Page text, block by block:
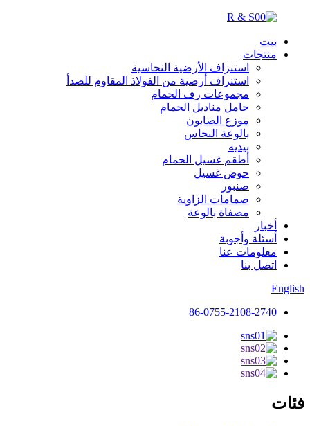
بيت
منتجات
استنزاف الأرضية النحاسية
استنزاف أرضية من الفولاذ المقاوم للصدأ
مجموعات رف الحمام
حامل مناديل الحمام
موزع الصابون
بالوعة النحاس
بيديه
أطقم غسيل الحمام
حوض غسيل
صنبور
صمامات الزاوية
مصفاة بالوعة
أخبار
أسئلة وأجوبة
معلومات عنا
اتصل بنا
English
86-0755-2108-2740
فئات